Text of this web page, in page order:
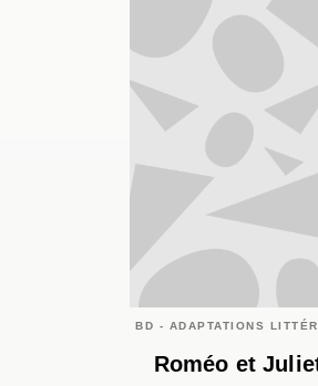
BD - ADAPTATIONS
Roméo et